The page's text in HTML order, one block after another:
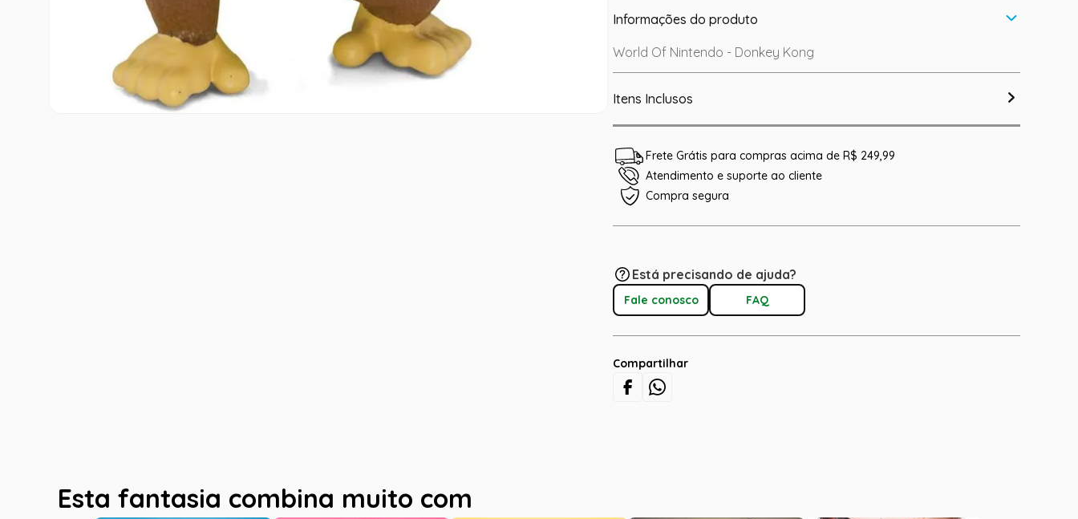
Informações do produto
World Of Nintendo - Donkey Kong
Itens Inclusos
Frete Grátis para compras acima de R$ 249,99
Atendimento e suporte ao cliente
Compra segura
Está precisando de ajuda?
Fale conosco FAQ
Compartilhar
Esta fantasia combina muito com